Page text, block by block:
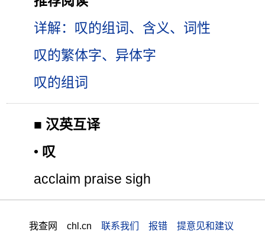
详解：叹的组词、含义、词性
叹的繁体字、异体字
叹的组词
■ 汉英互译
• 叹
acclaim praise sigh
我查网 chl.cn 联系我们 报错 提意见和建议